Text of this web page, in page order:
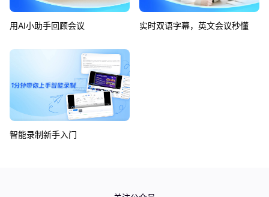
用AI小助手回顾会议 实时双语字幕，英文会议秒懂
智能录制新手入门